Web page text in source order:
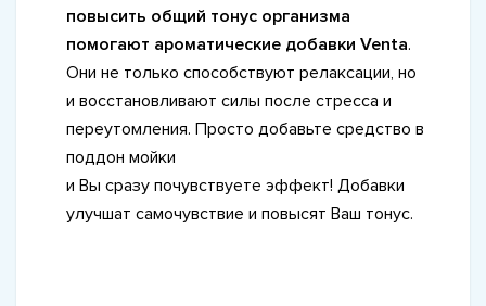
повысить общий тонус организма
помогают ароматические добавки Venta.
Они не только способствуют релаксации, но
и восстановливают силы после стресса и
переутомления. Просто добавьте средство в
поддон мойки
и Вы сразу почувствуете эффект! Добавки
улучшат самочувствие и повысят Ваш тонус.